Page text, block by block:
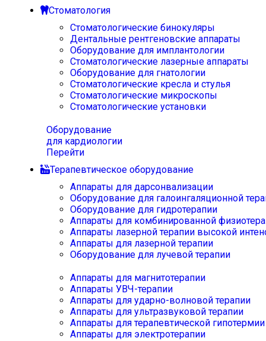
Стоматология
Стоматологические бинокуляры
Дентальные рентгеновские аппараты
Оборудование для имплантологии
Стоматологические лазерные аппараты
Оборудование для гнатологии
Стоматологические кресла и стулья
Стоматологические микроскопы
Стоматологические установки
Оборудование
для кардиологии
Перейти
Терапевтическое оборудование
Аппараты для дарсонвализации
Оборудование для галоингаляционной
Оборудование для гидротерапии
Аппараты для комбинированной
Аппараты лазерной терапии высокой
Аппараты для лазерной терапии
Оборудование для лучевой терапии
Аппараты для магнитотерапии
Аппараты УВЧ-терапии
Аппараты для ударно-волновой терапии
Аппараты для ультразвуковой терапии
Аппараты для терапевтической
Аппараты для электротерапии